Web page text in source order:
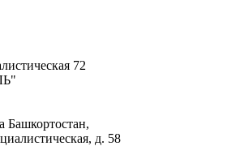
72
Башкортостан,
д. 58